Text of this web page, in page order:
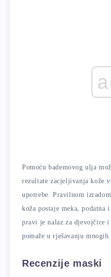
Pomoću bademovog ulja
rezultate zacjeljivanja kože
upotrebe. Pravilnom
koža postaje meka,
pravi je nalaz za djevojčice
pomaže u rješavanju
Recenzije maski